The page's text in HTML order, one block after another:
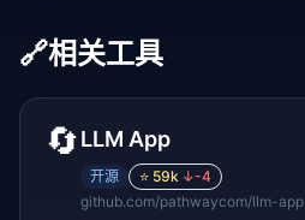
🔗相关工具
🔄LLM App
开源 ⭐ 59k ↓-4
github.com/pathwaycom/llm-app